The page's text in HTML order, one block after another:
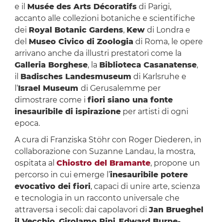
e il Musée des Arts Décoratifsdi Parigi,
accanto alle collezioni botaniche e scientifiche
dei Royal Botanic Gardens, Kew di Londra e
del Museo Civico di Zoologia di Roma, le opere
arrivano anche da illustri prestatori come la
Galleria Borghese, la Biblioteca Casanatense,
il Badisches Landesmuseum di Karlsruhe e
l‘Israel Museum di Gerusalemme per
dimostrare come i fiori siano una fonte
inesauribile di ispirazioneper artisti di ogni
epoca.
A cura di Franziska Stöhr con Roger Diederen, in
collaborazione con Suzanne Landau, la mostra,
ospitata al Chiostro del Bramante, propone un
percorso in cui emerge l’inesauribile potere
evocativo dei fiori, capaci di unire arte, scienza
e tecnologia in un racconto universale che
attraversa i secoli: dai capolavori di Jan Brueghel